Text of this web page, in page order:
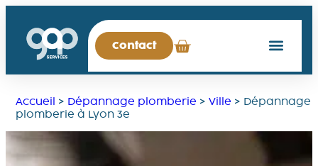
Contact
Accueil > Dépannage plomberie > Ville > Dépannage
plomberie à Lyon 3e